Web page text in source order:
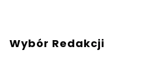
Wybór Redakcji